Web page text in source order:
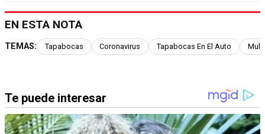
EN ESTA NOTA
TEMAS: Tapabocas Coronavirus Tapabocas En El Auto